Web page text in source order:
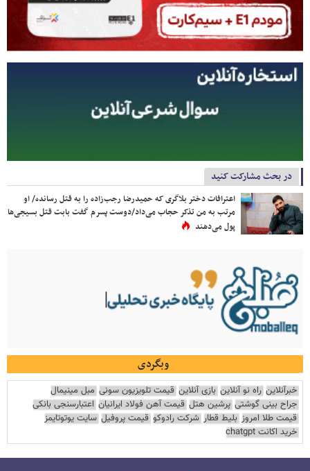
در بحث مشارکت کنید
اعترافات دختر بلاگری که حمیدرضا رجب‌زاده را به قتل رسانده/ او
مرتب به من تذکر حجاب می‌داد/دوست پسرم گفت بابت قتل بسیجی‌ها
پول می‌دهند
وبگردی
خبرآنلاین راه نو آنلاین بازی آنلاین قیمت تلویزیون سونی مبل مینیمال
جراح بینی گوشتی پرشین هتل قیمت آهن فولاد ایرانیان اعتبارسنجی بانکی
قیمت طلا امروز بلیط قطار شرکت رادوکو قیمت پروفیل سایت یوتوتایمز
خرید اکانت chatgpt